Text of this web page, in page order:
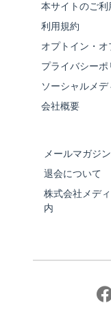
本サイトのご利
利用規約
オプトイン・オ
プライバシーポ
ソーシャルメ
会社概要
メールマガジ
退会について
株式会社メデ
内